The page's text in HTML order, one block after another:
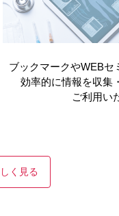
なっても内科医の治療
なり、血液型不適合移
前術後管理の向上が
笑顔で外来を訪れ、「
大きな喜びでもありま
植手術を先延ばしにせ
を開始しました。
ブックマークやWEBセ
効率的に情報を収集
ご利用い
く見る